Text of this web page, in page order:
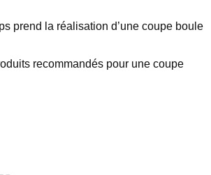
prend la réalisation d’une coupe boule
recommandés pour une coupe